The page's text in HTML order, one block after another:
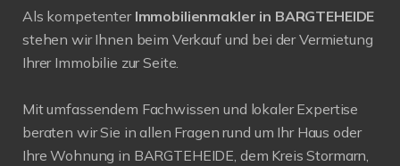
Als kompetenter Immobilienmakler in BARGTEHEIDE
stehen wir Ihnen beim Verkauf und bei der Vermietung
Ihrer Immobilie zur Seite.
Mit umfassendem Fachwissen und lokaler Expertise
beraten wir Sie in allen Fragen rund um Ihr Haus oder
Ihre Wohnung in BARGTEHEIDE, dem Kreis Stormarn,